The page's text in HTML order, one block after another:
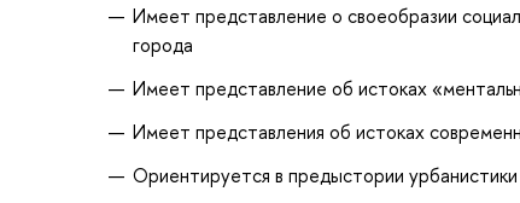
Имеет представление о своеобразии
города
Имеет представление об истоках
Имеет представления об истоках
Ориентируется в предыстории урбанистики